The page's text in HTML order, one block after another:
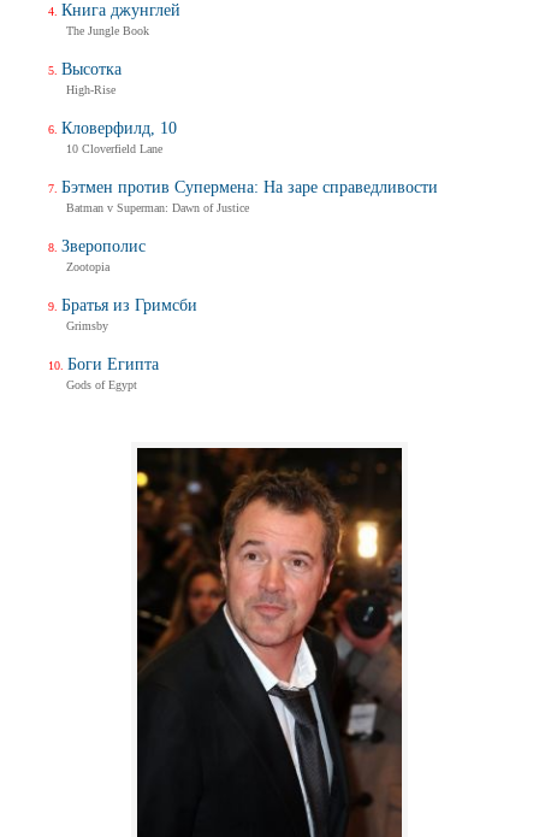
Книга джунглей
The Jungle Book
Высотка
High-Rise
Кловерфилд, 10
10 Cloverfield Lane
Бэтмен против Супермена: На заре справедливости
Batman v Superman: Dawn of Justice
Зверополис
Zootopia
Братья из Гримсби
Grimsby
Боги Египта
Gods of Egypt